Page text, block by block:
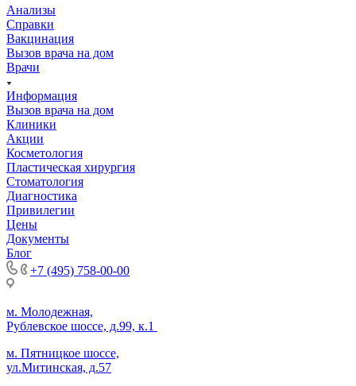
Анализы
Справки
Вакцинация
Вызов врача на дом
Врачи
Информация
Вызов врача на дом
Клиники
Акции
Косметология
Пластическая хирургия
Стоматология
Диагностика
Привилегии
Цены
Документы
Блог
+7 (495) 758-00-00
м. Молодежная,
Рублевское шоссе, д.99, к.1
м. Пятницкое шоссе,
ул.Митинская, д.57